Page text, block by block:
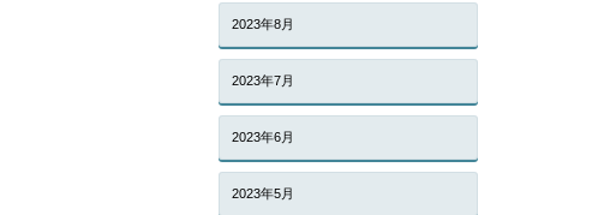
2023年8月
2023年7月
2023年6月
2023年5月